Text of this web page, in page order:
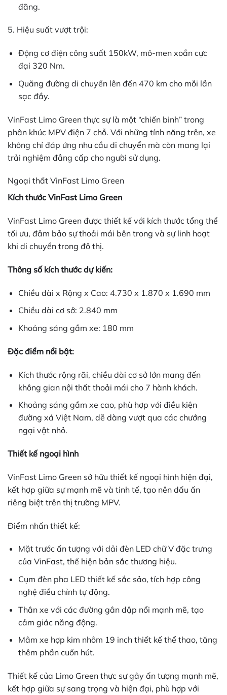
đãng.
5. Hiệu suất vượt trội:
Động cơ điện công suất 150kW, mô-men xoắn cực
đại 320 Nm.
Quãng đường di chuyển lên đến 470 km cho mỗi lần
sạc đầy.
VinFast Limo Green thực sự là một “chiến binh” trong
phân khúc MPV điện 7 chỗ. Với những tính năng trên, xe
không chỉ đáp ứng nhu cầu di chuyển mà còn mang lại
trải nghiệm đẳng cấp cho người sử dụng.
Ngoại thất VinFast Limo Green
Kích thước VinFast Limo Green
VinFast Limo Green được thiết kế với kích thước tổng thể
tối ưu, đảm bảo sự thoải mái bên trong và sự linh hoạt
khi di chuyển trong đô thị.
Thông số kích thước dự kiến:
Chiều dài x Rộng x Cao: 4.730 x 1.870 x 1.690 mm
Chiều dài cơ sở: 2.840 mm
Khoảng sáng gầm xe: 180 mm
Đặc điểm nổi bật:
Kích thước rộng rãi, chiều dài cơ sở lớn mang đến
không gian nội thất thoải mái cho 7 hành khách.
Khoảng sáng gầm xe cao, phù hợp với điều kiện
đường xá Việt Nam, dễ dàng vượt qua các chướng
ngại vật nhỏ.
Thiết kế ngoại hình
VinFast Limo Green sở hữu thiết kế ngoại hình hiện đại,
kết hợp giữa sự mạnh mẽ và tinh tế, tạo nên dấu ấn
riêng biệt trên thị trường MPV.
Điểm nhấn thiết kế:
Mặt trước ấn tượng với dải đèn LED chữ V đặc trưng
của VinFast, thể hiện bản sắc thương hiệu.
Cụm đèn pha LED thiết kế sắc sảo, tích hợp công
nghệ điều chỉnh tự động.
Thân xe với các đường gân dập nổi mạnh mẽ, tạo
cảm giác năng động.
Mâm xe hợp kim nhôm 19 inch thiết kế thể thao, tăng
thêm phần cuốn hút.
Thiết kế của Limo Green thực sự gây ấn tượng mạnh mẽ,
kết hợp giữa sự sang trọng và hiện đại, phù hợp với